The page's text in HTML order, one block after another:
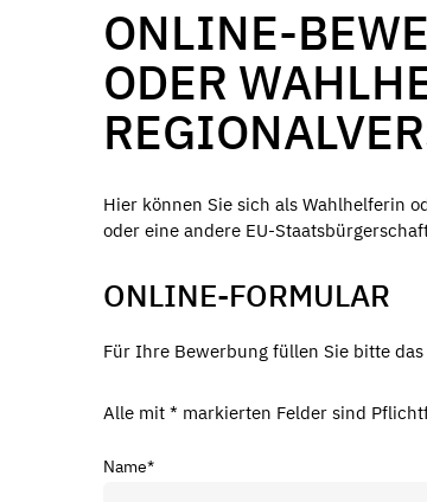
ONLINE-
ODER
Hier können Sie sich als Wahlhelferin
oder eine andere EU-
ONLINE-FORMULAR
Für Ihre Bewerbung füllen Sie bitte
Alle mit * markierten Felder sind
Name*